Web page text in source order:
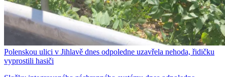
Polenskou ulici v Jihlavě dnes odpoledne uzavřela nehoda, řidičku
vyprostili hasiči